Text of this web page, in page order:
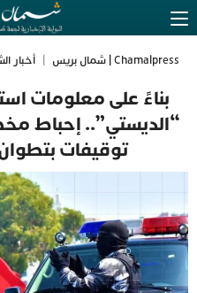
Chamalpress | شمال بريس أخبار
بناءً على معلومات
“الديستي”.. إحباط
توقيفات